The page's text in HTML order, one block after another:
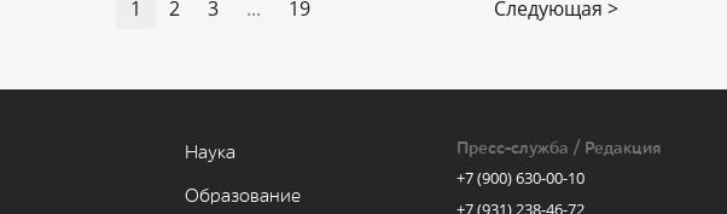
1 2 3 ... 19 Следующая >
Наука
Образование
Пресс-служба / Редакция
+7 (900) 630-00-10
+7 (931) 238-46-72